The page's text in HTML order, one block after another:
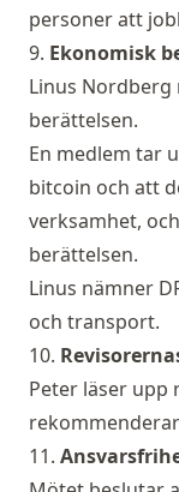
personer att
9. Ekonomisk
Linus
berättelsen.
En medlem tar
bitcoin och att
verksamhet,
berättelsen.
Linus nämner
och transport.
10.
Peter läser upp
11.